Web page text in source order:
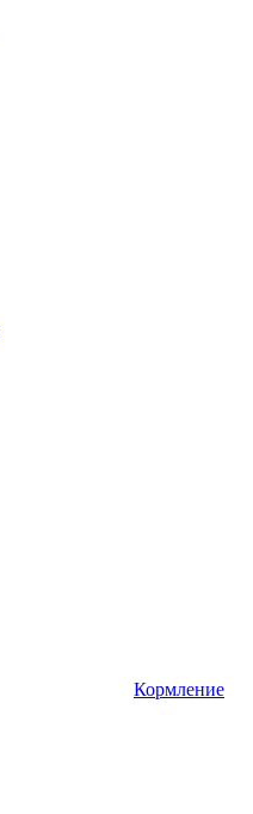
Кормление